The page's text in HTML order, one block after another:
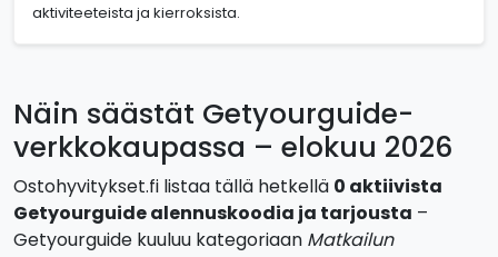
aktiviteeteista ja kierroksista.
Näin säästät Getyourguide-
verkkokaupassa – elokuu 2026
Ostohyvitykset.fi listaa tällä hetkellä 0 aktiivista
Getyourguide alennuskoodia ja tarjousta –
Getyourguide kuuluu kategoriaan Matkailun